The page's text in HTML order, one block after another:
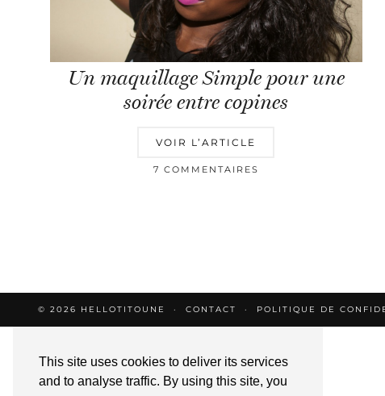
This site uses cookies to deliver its services
and to analyse traffic. By using this site, you
Un maquillage Simple pour une
soirée entre copines
VOIR L’ARTICLE
7 COMMENTAIRES
© 2026 HELLOTITOUNE CONTACT POLITIQUE DE